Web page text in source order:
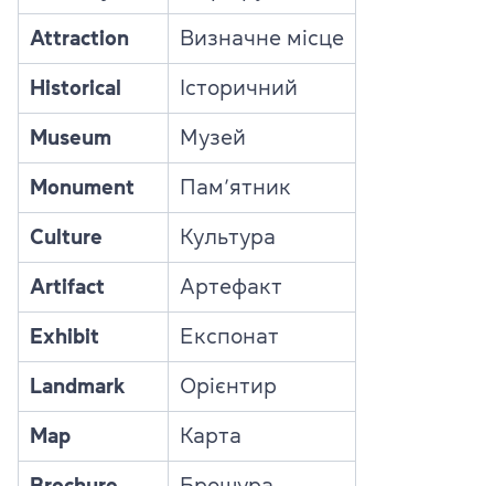
Attraction Визначне місце
Historical Історичний
Museum Музей
Monument Пам’ятник
Culture Культура
Artifact Артефакт
Exhibit Експонат
Landmark Орієнтир
Map Карта